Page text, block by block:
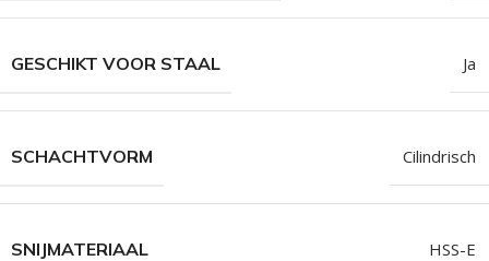
GESCHIKT VOOR STAAL Ja
SCHACHTVORM Cilindrisch
SNIJMATERIAAL HSS-E